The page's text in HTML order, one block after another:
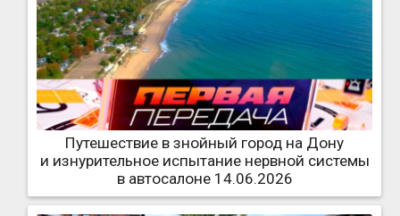
Путешествие в знойный город на Дону
и изнурительное испытание нервной системы
в автосалоне 14.06.2026